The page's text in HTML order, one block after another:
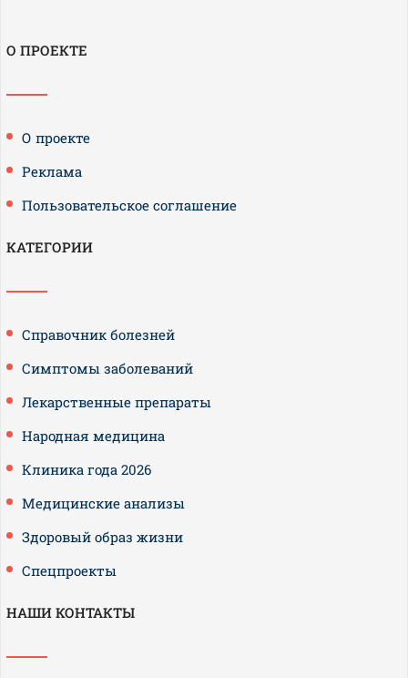
О ПРОЕКТЕ
О проекте
Реклама
Пользовательское соглашение
КАТЕГОРИИ
Справочник болезней
Симптомы заболеваний
Лекарственные препараты
Народная медицина
Клиника года 2026
Медицинские анализы
Здоровый образ жизни
Спецпроекты
НАШИ КОНТАКТЫ